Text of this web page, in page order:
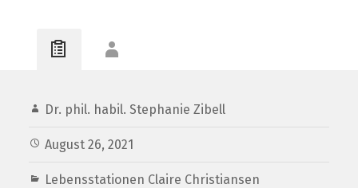
Dr. phil. habil. Stephanie Zibell
August 26, 2021
Lebensstationen Claire Christiansen